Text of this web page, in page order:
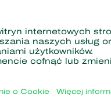
w porównaniu z
oszczędza czas".
nad
również